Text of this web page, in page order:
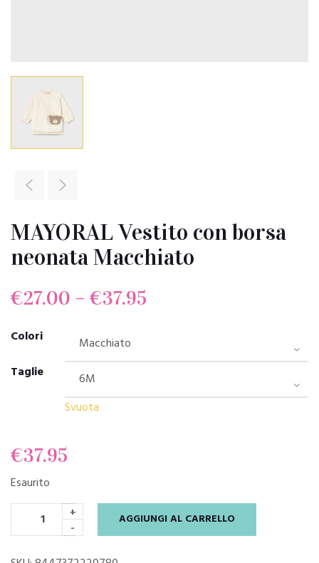
MAYORAL Vestito con borsa
neonata Macchiato
€27.00 – €37.95
Colori
Taglie
Svuota
€37.95
Esaurito
+
-
AGGIUNGI AL CARRELLO